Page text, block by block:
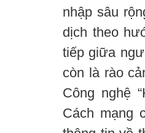
nhập sâu
dịch theo
tiếp giữa
còn là rào
Công nghệ
Cách mạng